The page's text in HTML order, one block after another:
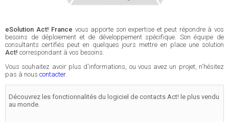
eSolution Act! France vous apporte son expertise et peut répondre à vos
besoins de déploiement et de développement spécifique. Son équipe de
consultants certifiés peut en quelques jours mettre en place une solution
Act! correspondant à vos besoins.
Vous souhaitez avoir plus d'informations, ou vous avez un projet, n'hésitez
pas à nous contacter.
Découvrez les fonctionnalités du logiciel de contacts Act! le plus vendu
au monde.